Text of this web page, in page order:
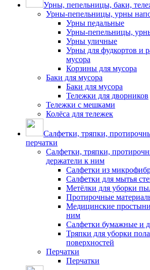
Урны, пепельницы, баки,
Урны-пепельницы, урны
Урны педальные
Урны-пепельницы,
Урны уличные
Урны для фудкортов и
мусора
Корзины для мусора
Баки для мусора
Баки для мусора
Тележки для дворников
Тележки с мешками
Колёса для тележек
Салфетки, тряпки,
перчатки
Салфетки, тряпки,
держатели к ним
Салфетки из
Салфетки для мытья
Метёлки для уборки
Протирочные
Медицинские
ним
Салфетки бумажные и
Тряпки для уборки
поверхностей
Перчатки
Перчатки